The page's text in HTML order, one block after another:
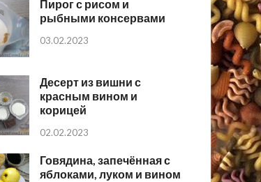
Пирог с рисом и
рыбными консервами
03.02.2023
Десерт из вишни с
красным вином и
корицей
02.02.2023
Говядина, запечённая с
яблоками, луком и вином